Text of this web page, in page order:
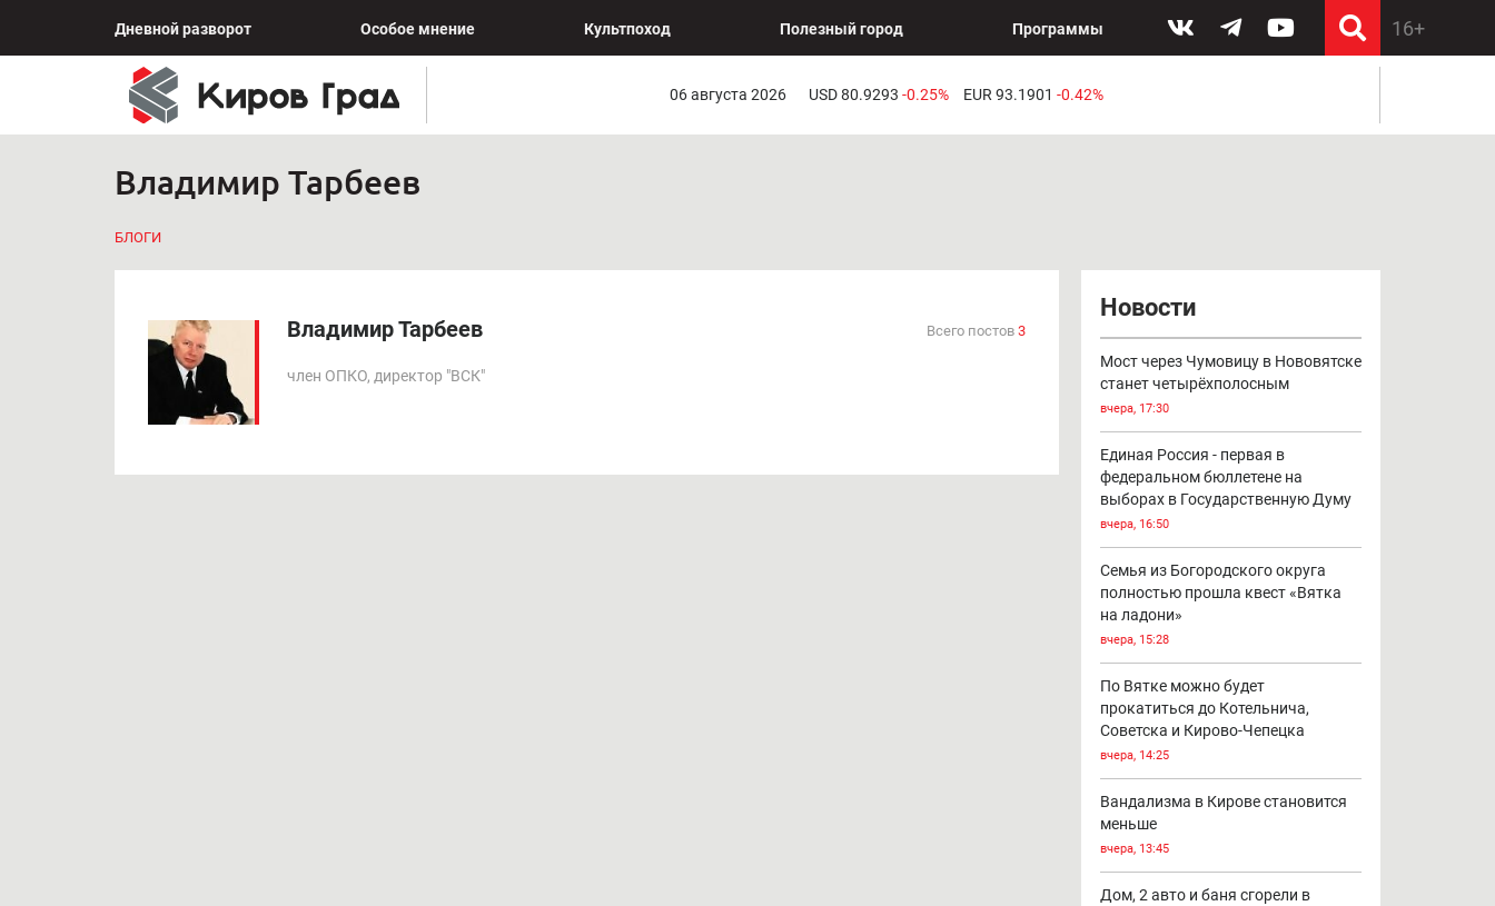
Дневной разворот Особое мнение Культпоход Полезный город Программы
06 августа 2026 USD 80.9293 -0.25% EUR 93.1901 -0.42%
Владимир Тарбеев
БЛОГИ
Всего постов 3
Владимир Тарбеев
член ОПКО, директор "ВСК"
Новости
Мост через Чумовицу в Нововятске
станет четырёхполосным
вчера, 17:30
Единая Россия - первая в
федеральном бюллетене на
выборах в Государственную Думу
вчера, 16:50
Семья из Богородского округа
полностью прошла квест «Вятка
на ладони»
вчера, 15:28
По Вятке можно будет
прокатиться до Котельнича,
Советска и Кирово-Чепецка
вчера, 14:25
Вандализма в Кирове становится
меньше
вчера, 13:45
Дом, 2 авто и баня сгорели в